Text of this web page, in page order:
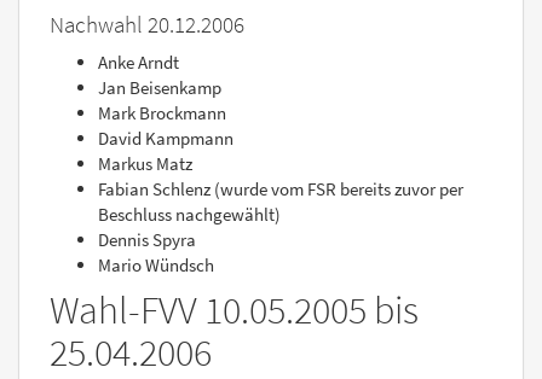
Nachwahl 20.12.2006
Anke Arndt
Jan Beisenkamp
Mark Brockmann
David Kampmann
Markus Matz
Fabian Schlenz (wurde vom FSR bereits zuvor per
Beschluss nachgewählt)
Dennis Spyra
Mario Wündsch
Wahl-FVV 10.05.2005 bis
25.04.2006